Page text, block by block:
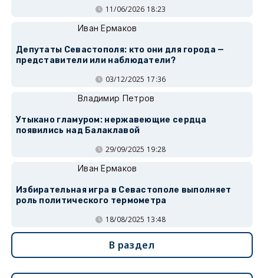
11/06/2026 18:23
Иван Ермаков
Депутаты Севастополя: кто они для города —
представители или наблюдатели?
03/12/2025 17:36
Владимир Петров
Утыкано гламуром: нержавеющие сердца
появились над Балаклавой
29/09/2025 19:28
Иван Ермаков
Избирательная игра в Севастополе выполняет
роль политического термометра
18/08/2025 13:48
В раздел